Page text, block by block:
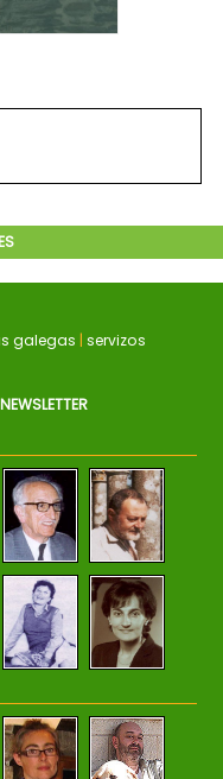
galegas | servizos